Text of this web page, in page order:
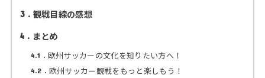
3 観戦目線の感想
4 まとめ
4.1 欧州サッカーの文化を知りたい方へ！
4.2 欧州サッカー観戦をもっと楽しもう！